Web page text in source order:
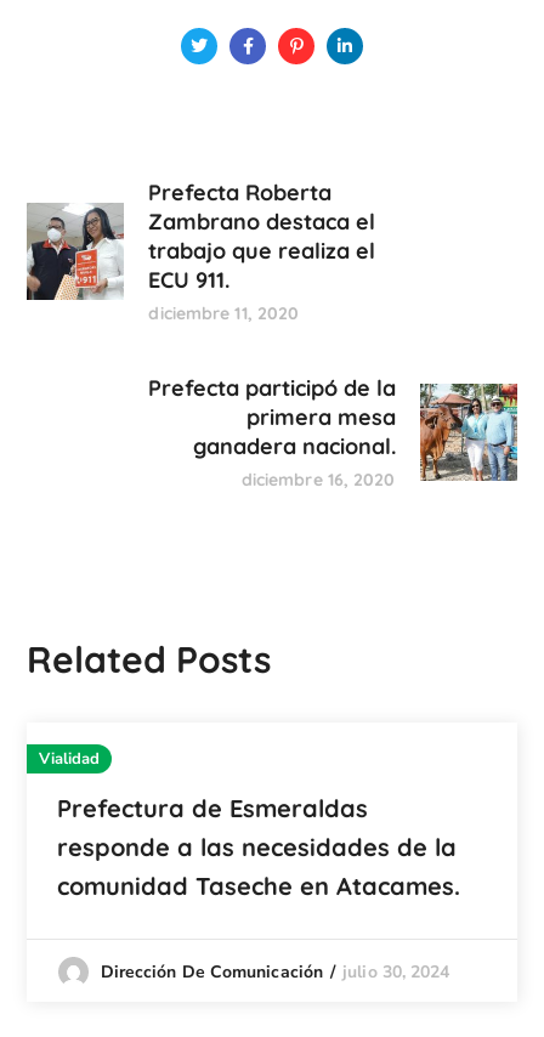
Prefecta Roberta
Zambrano destaca el
trabajo que realiza el
ECU 911.
diciembre 11, 2020
Prefecta participó de la
primera mesa
ganadera nacional.
diciembre 16, 2020
Related Posts
Vialidad
Prefectura de Esmeraldas
responde a las necesidades de la
comunidad Taseche en Atacames.
Dirección De Comunicación julio 30, 2024